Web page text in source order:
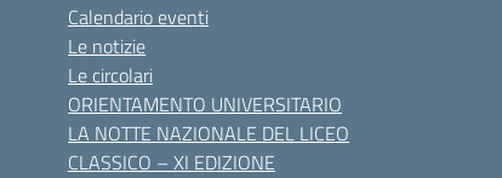
Calendario eventi
Le notizie
Le circolari
ORIENTAMENTO UNIVERSITARIO
LA NOTTE NAZIONALE DEL LICEO
CLASSICO – XI EDIZIONE